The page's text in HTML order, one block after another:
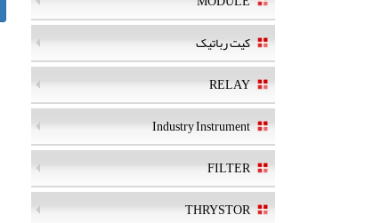
کیت رباتیک
RELAY
Industry Instrument
FILTER
THRYSTOR